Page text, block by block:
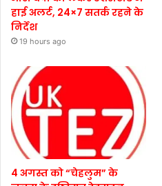
हाई अलर्ट, 24×7 सतर्क रहने के
निर्देश
19 hours ago
4 अगस्त को “चेहलुम” के